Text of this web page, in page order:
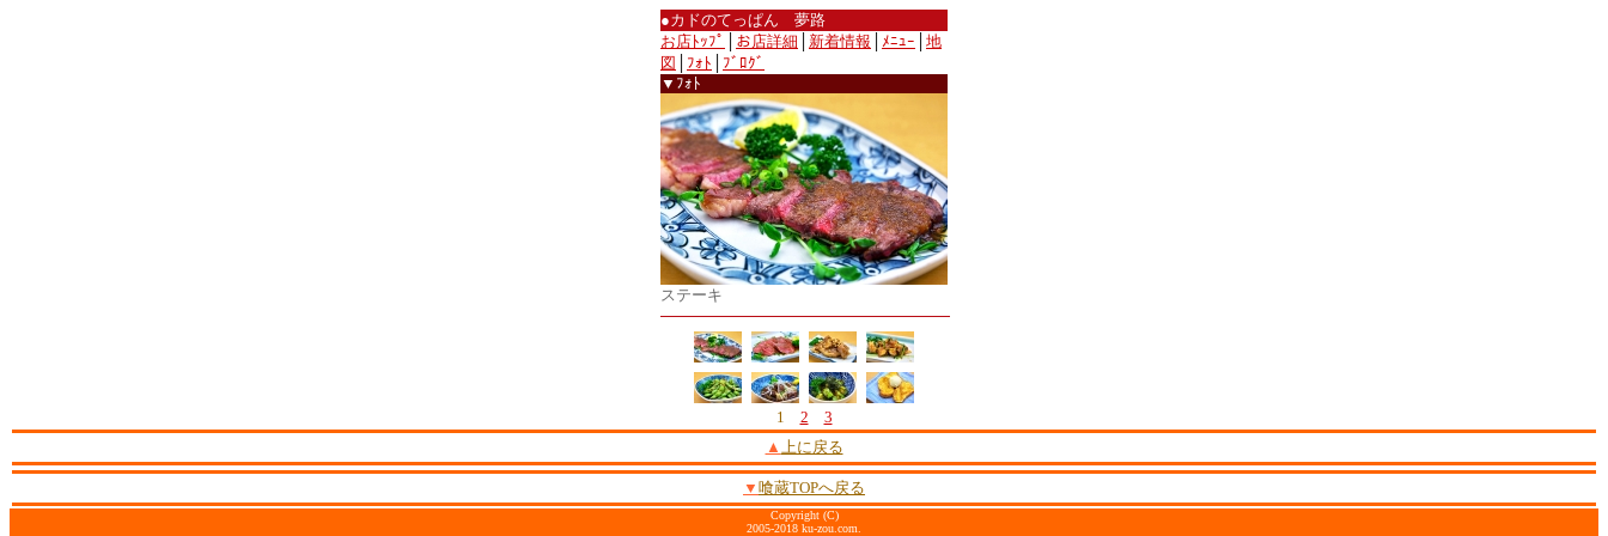
●カドのてっぱん 夢路
お店ﾄｯﾌﾟ
お店詳細 新着情報 ﾒﾆｭｰ
地
図
ﾌｫﾄ
ﾌﾞﾛｸﾞ
▼ﾌｫﾄ
ステーキ
1 2
3
▲ 上に戻る
▼ 喰蔵TOPへ戻る
Copyright (C)
2005-2018 ku-zou.com.